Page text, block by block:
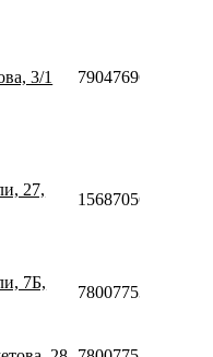
3/1 79047696979
27,
156870565745
7Б,
78007753553